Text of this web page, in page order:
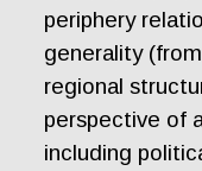
periphery
generality
regional
perspective of
including